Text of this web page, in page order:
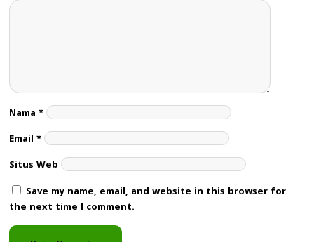
Nama *
Email *
Situs Web
Save my name, email, and website in this browser for
the next time I comment.